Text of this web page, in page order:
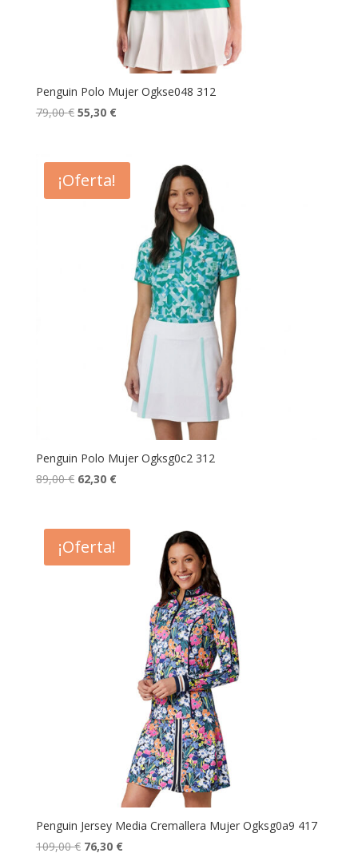
Penguin Polo Mujer Ogkse048 312
79,00€ El
era:
79,00 €.
55,30 €El
es:
¡Oferta!
Penguin Polo Mujer Ogksg0c2 312
89,00€ El
era:
89,00 €.
62,30 €El
es:
¡Oferta!
Penguin Jersey Media Cremallera Mujer Ogksg0a9 417
109,00€ El
76,30 €El